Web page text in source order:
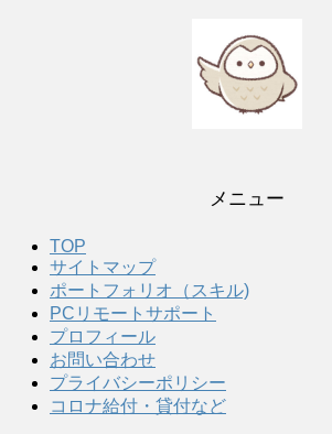
メニュー
TOP
サイトマップ
ポートフォリオ（スキル)
PCリモートサポート
プロフィール
お問い合わせ
プライバシーポリシー
コロナ給付・貸付など